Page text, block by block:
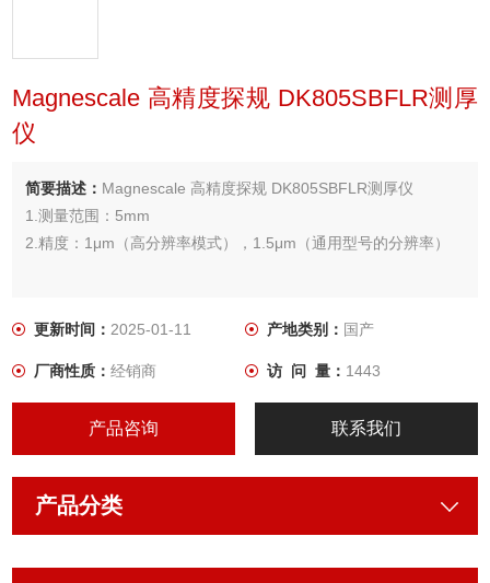
Magnescale 高精度探规 DK805SBFLR测厚
仪
简要描述： Magnescale 高精度探规 DK805SBFLR测厚仪
1.测量范围：5mm
2.精度：1μm（高分辨率模式），1.5μm（通用型号的分辨率）
更新时间：2025-01-11 产地类别： 国产
厂商性质：经销商 访 问 量： 1443
产品咨询 联系我们
产品分类